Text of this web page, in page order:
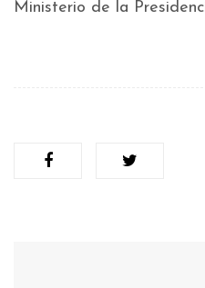
Ministerio de la